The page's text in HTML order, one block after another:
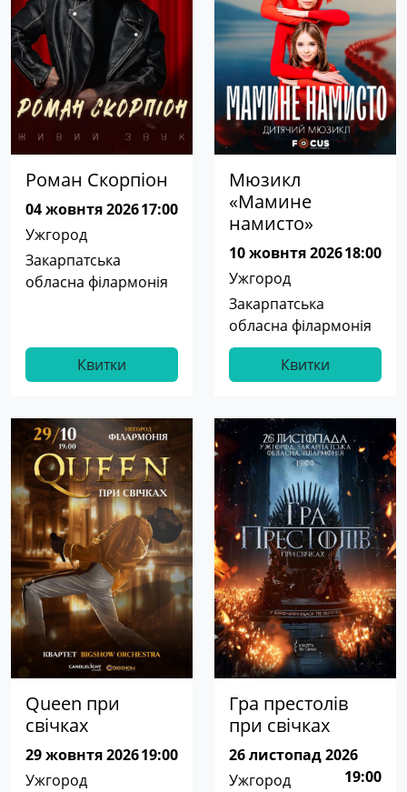
Роман Скорпіон
04 жовнтя 202617:00
Ужгород
Закарпатська
обласна філармонія
Квитки
Мюзикл
«Мамине
намисто»
10 жовнтя 202618:00
Ужгород
Закарпатська
обласна філармонія
Квитки
Queen при
свічках
29 жовнтя 202619:00
Ужгород
Гра престолів
при свічках
26 листопад 2026
19:00
Ужгород